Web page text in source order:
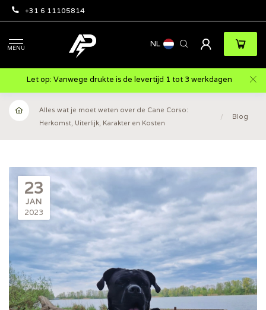
+31 6 11105814
MENU NL
Let op: Vanwege drukte is de levertijd 1 tot 3 werkdagen
Alles wat je moet weten over de Cane Corso:
Herkomst, Uiterlijk, Karakter en Kosten
/ Blog
23
JAN
2023